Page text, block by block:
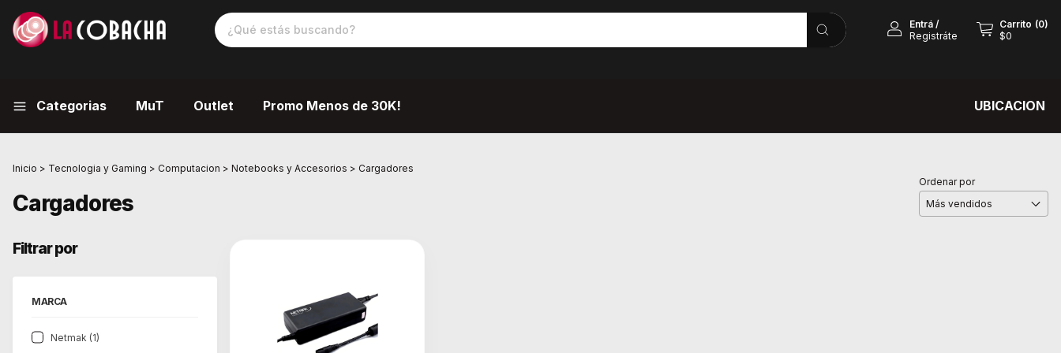
Entrá/
Registráte
Carrito (0)
$0
Categorias MuT Outlet Promo Menos de 30K! UBICACION
Inicio > Tecnologia y Gaming > Computacion > Notebooks y Accesorios > Cargadores
Cargadores
Ordenar por
Filtrar por
MARCA
Netmak (1)